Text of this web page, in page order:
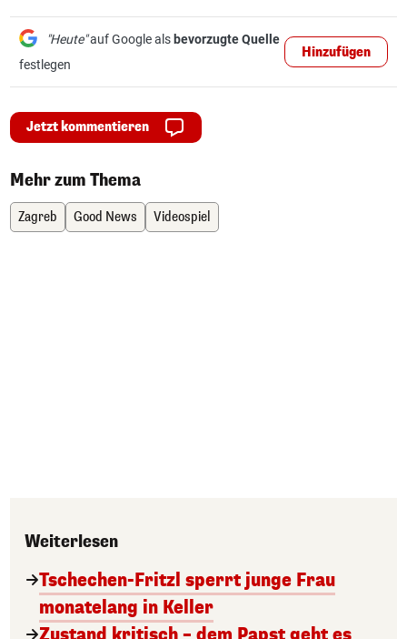
"Heute"auf Google als bevorzugte Quelle
festlegen
Hinzufügen
Jetzt kommentieren
Mehr zum Thema
Zagreb Good News Videospiel
Weiterlesen
Tschechen-Fritzl sperrt junge Frau
monatelang in Keller